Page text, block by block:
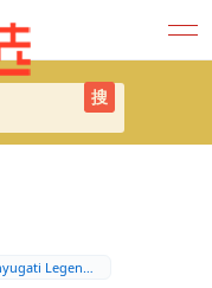
搜
Vadnyugati Legendá…